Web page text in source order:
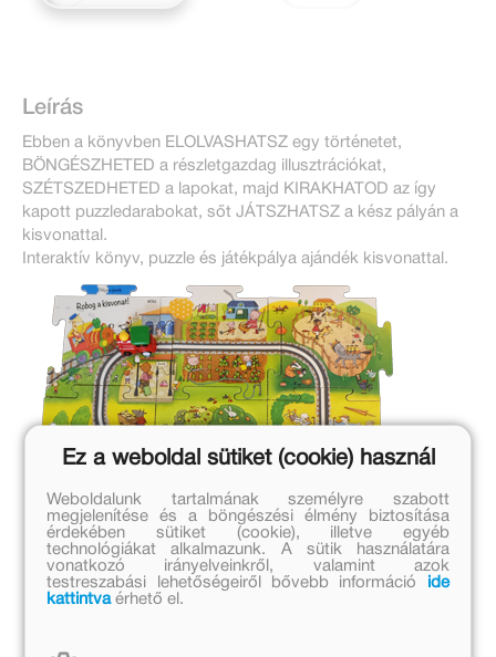
Leírás
Ebben a könyvben ELOLVASHATSZ egy történetet,
BÖNGÉSZHETED a részletgazdag illusztrációkat,
SZÉTSZEDHETED a lapokat, majd KIRAKHATOD az így
kapott puzzledarabokat, sőt JÁTSZHATSZ a kész pályán a
kisvonattal.
Interaktív könyv, puzzle és játékpálya ajándék kisvonattal.
Ez a weboldal sütiket (cookie) használ
Weboldalunk tartalmának személyre szabott
megjelenítése és a böngészési élmény biztosítása
érdekében sütiket (cookie), illetve egyéb
technológiákat alkalmazunk. A sütik használatára
vonatkozó irányelveinkről, valamint azok
testreszabási lehetőségeiről bővebb információ
ide
kattintvaérhető el.